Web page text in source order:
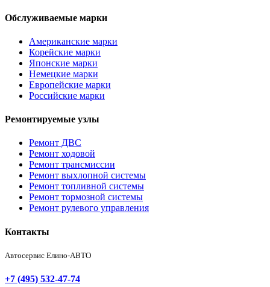
Обслуживаемые марки
Американские марки
Корейские марки
Японские марки
Немецкие марки
Европейские марки
Российские марки
Ремонтируемые узлы
Ремонт ДВС
Ремонт ходовой
Ремонт трансмиссии
Ремонт выхлопной системы
Ремонт топливной системы
Ремонт тормозной системы
Ремонт рулевого управления
Контакты
Автосервис Елино-АВТО
+7 (495) 532-47-74